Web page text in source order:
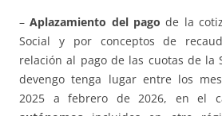
–Aplazamiento del pago de la
Social y por conceptos de
relación al pago de las cuotas de la
devengo tenga lugar entre los
2025 a febrero de 2026, en el